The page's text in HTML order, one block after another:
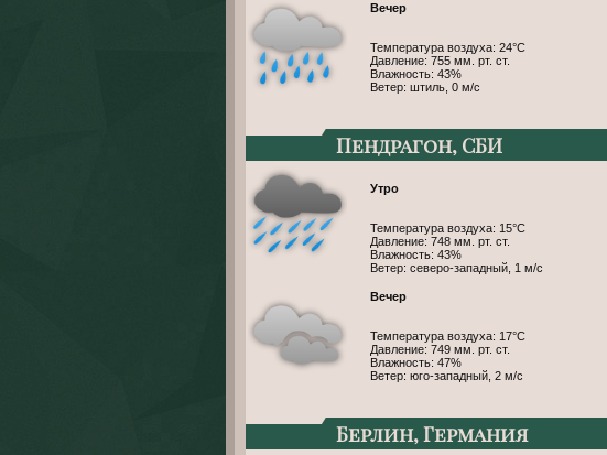
Вечер
Температура воздуха: 24°С
Давление: 755 мм. рт. ст.
Влажность: 43%
Ветер: штиль, 0 м/с
Пендрагон, СБИ
Утро
Температура воздуха: 15°С
Давление: 748 мм. рт. ст.
Влажность: 43%
Ветер: северо-западный, 1 м/с
Вечер
Температура воздуха: 17°С
Давление: 749 мм. рт. ст.
Влажность: 47%
Ветер: юго-западный, 2 м/с
Берлин, Германия